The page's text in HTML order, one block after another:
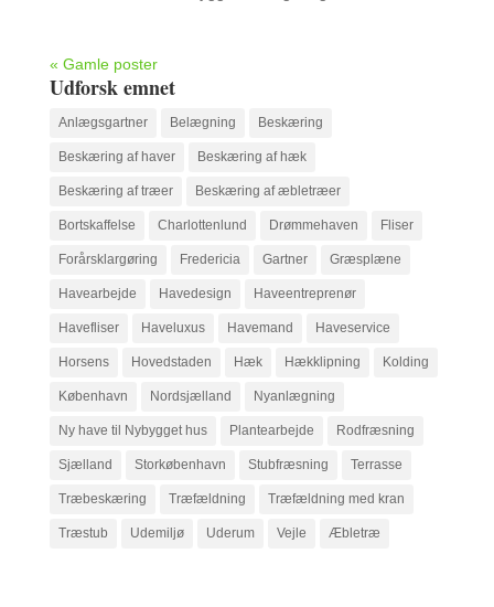
« Gamle poster
Udforsk emnet
Anlægsgartner Belægning Beskæring
Beskæring af haver Beskæring af hæk
Beskæring af træer Beskæring af æbletræer
Bortskaffelse Charlottenlund Drømmehaven Fliser
Forårsklargøring Fredericia Gartner Græsplæne
Havearbejde Havedesign Haveentreprenør
Havefliser Haveluxus Havemand Haveservice
Horsens Hovedstaden Hæk Hækklipning Kolding
København Nordsjælland Nyanlægning
Ny have til Nybygget hus Plantearbejde Rodfræsning
Sjælland Storkøbenhavn Stubfræsning Terrasse
Træbeskæring Træfældning Træfældning med kran
Træstub Udemiljø Uderum Vejle Æbletræ